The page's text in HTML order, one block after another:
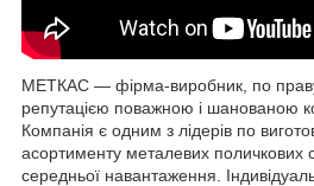
МЕТКАС ― фірма-виробник, по праву
репутацією поважною і шанованою
Компанія є одним з лідерів по
асортименту металевих поличкових
середньої навантаження.